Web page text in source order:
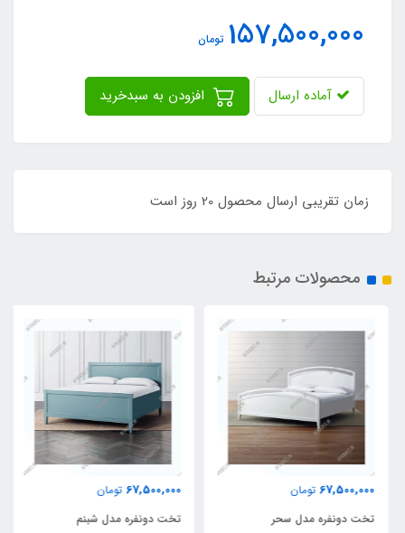
157,500,000 تومان
آماده ارسال
زمان تقریبی ارسال محصول 20 روز است
محصولات مرتبط
67,500,000 تومان
تخت دونفره مدل سحر
67,500,000 تومان
تخت دونفره مدل شبنم